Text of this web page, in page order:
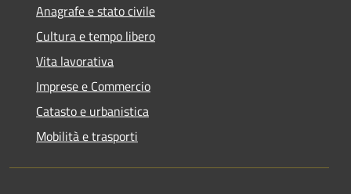
Anagrafe e stato civile
Cultura e tempo libero
Vita lavorativa
Imprese e Commercio
Catasto e urbanistica
Mobilità e trasporti